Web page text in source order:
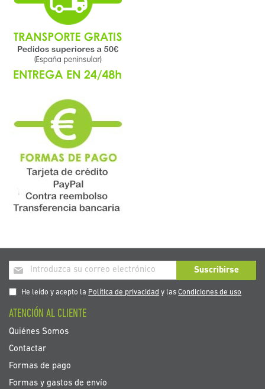
Inscríbase
a
nuestro
de
noticias:
Suscribirse
He leído y acepto la Política de privacidad y lasCondiciones de uso
ATENCIÓN AL CLIENTE
Quiénes Somos
Contactar
Formas de pago
Formas y gastos de envío